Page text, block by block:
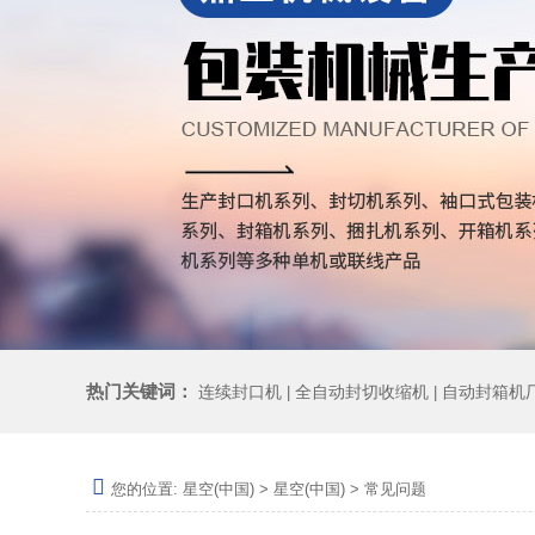
热门关键词： 连续封口机 全自动封切收缩机 自动封箱机
您的位置: 星空(中国) > 星空(中国) > 常见问题